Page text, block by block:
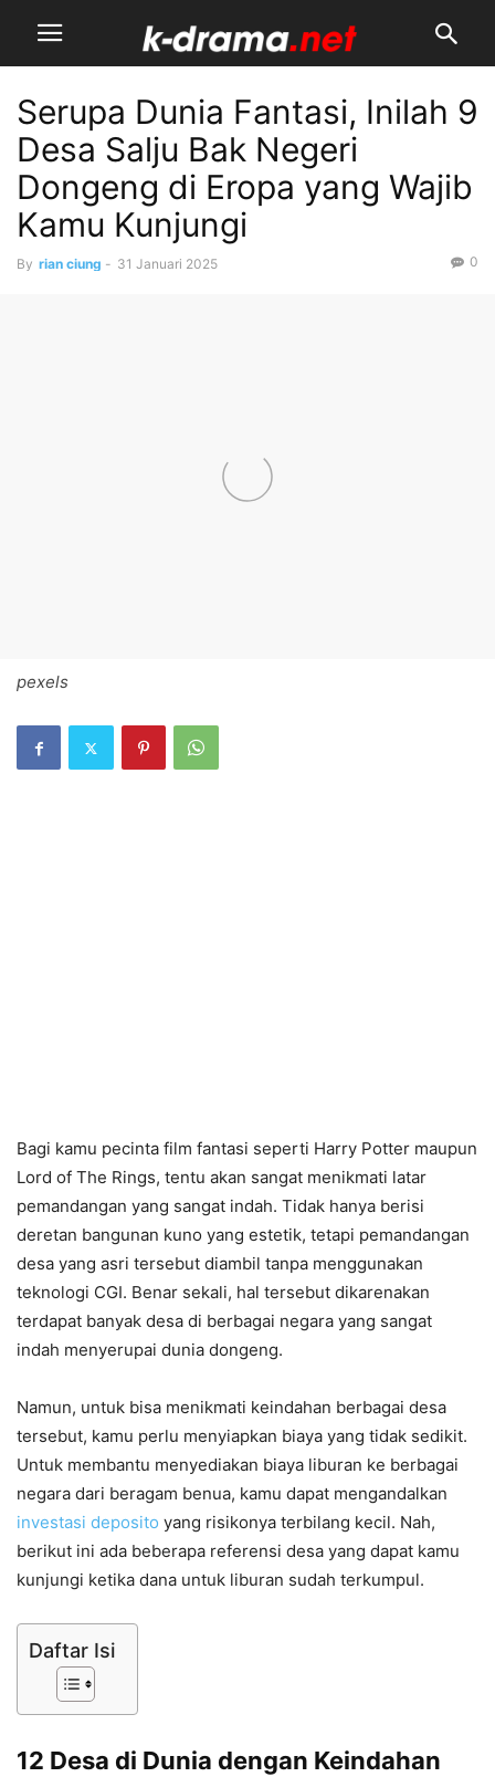
Serupa Dunia Fantasi, Inilah 9
Desa Salju Bak Negeri
Dongeng di Eropa yang Wajib
Kamu Kunjungi
By rian ciung - 31 Januari 2025 0
pexels
Bagi kamu pecinta film fantasi seperti Harry Potter maupun
Lord of The Rings, tentu akan sangat menikmati latar
pemandangan yang sangat indah. Tidak hanya berisi
deretan bangunan kuno yang estetik, tetapi pemandangan
desa yang asri tersebut diambil tanpa menggunakan
teknologi CGI. Benar sekali, hal tersebut dikarenakan
terdapat banyak desa di berbagai negara yang sangat
indah menyerupai dunia dongeng.
Namun, untuk bisa menikmati keindahan berbagai desa
tersebut, kamu perlu menyiapkan biaya yang tidak sedikit.
Untuk membantu menyediakan biaya liburan ke berbagai
negara dari beragam benua, kamu dapat mengandalkan
investasi deposito yang risikonya terbilang kecil. Nah,
berikut ini ada beberapa referensi desa yang dapat kamu
kunjungi ketika dana untuk liburan sudah terkumpul.
Daftar Isi
12 Desa di Dunia dengan Keindahan